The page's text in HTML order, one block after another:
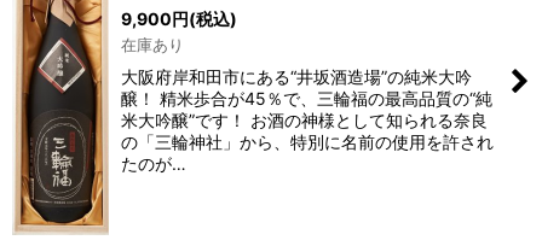
9,900円(税込)
在庫あり
大阪府岸和田市にある“井坂酒造場”の純米大吟
醸！ 精米歩合が45％で、三輪福の最高品質の“純
米大吟醸”です！ お酒の神様として知られる奈良
の「三輪神社」から、特別に名前の使用を許され
たのが…